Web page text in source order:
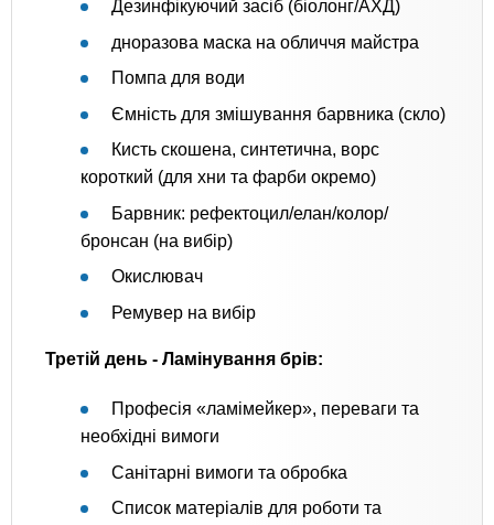
Дезинфікуючий засіб (біолонг/АХД)
дноразова маска на обличчя майстра
Помпа для води
Ємність для змішування барвника (скло)
Кисть скошена, синтетична, ворс
короткий (для хни та фарби окремо)
Барвник: рефектоцил/елан/колор/
бронсан (на вибір)
Окислювач
Ремувер на вибір
Третій день - Ламінування брів:
Професія «ламімейкер», переваги та
необхідні вимоги
Санітарні вимоги та обробка
Список матеріалів для роботи та